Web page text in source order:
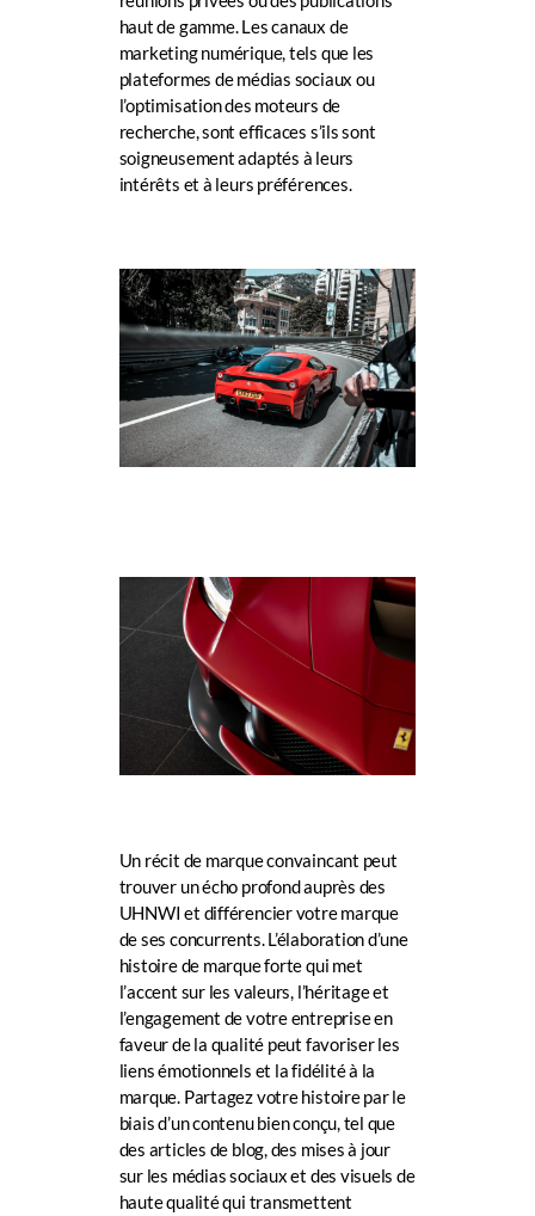
haut de gamme. Les canaux de
marketing numérique, tels que les
plateformes de médias sociaux ou
l’optimisation des moteurs de
recherche, sont efficaces s’ils sont
soigneusement adaptés à leurs
intérêts et à leurs préférences.
Un récit de marque convaincant peut
trouver un écho profond auprès des
UHNWI et différencier votre marque
de ses concurrents. L’élaboration d’une
histoire de marque forte qui met
l’accent sur les valeurs, l’héritage et
l’engagement de votre entreprise en
faveur de la qualité peut favoriser les
liens émotionnels et la fidélité à la
marque. Partagez votre histoire par le
biais d’un contenu bien conçu, tel que
des articles de blog, des mises à jour
sur les médias sociaux et des visuels de
haute qualité qui transmettent